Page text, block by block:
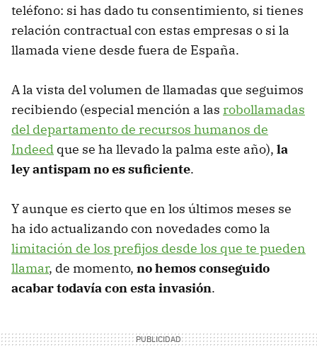
teléfono: si has dado tu consentimiento, si tienes
relación contractual con estas empresas o si la
llamada viene desde fuera de España.
A la vista del volumen de llamadas que seguimos
recibiendo (especial mención a las robollamadas
del departamento de recursos humanos de
Indeed que se ha llevado la palma este año), la
ley antispam no es suficiente.
Y aunque es cierto que en los últimos meses se
ha ido actualizando con novedades como la
limitación de los prefijos desde los que te pueden
llamar, de momento, no hemos conseguido
acabar todavía con esta invasión.